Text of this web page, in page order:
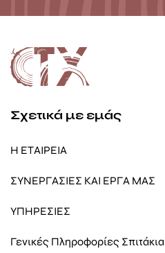
Σχετικά με εμάς
Η ΕΤΑΙΡΕΙΑ
ΣΥΝΕΡΓΑΣΙΕΣ ΚΑΙ ΕΡΓΑ ΜΑΣ
ΥΠΗΡΕΣΙΕΣ
Γενικές Πληροφορίες Σπιτάκια